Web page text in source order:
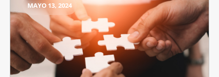
MAYO 13, 2024